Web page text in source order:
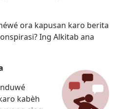
ora kapusan karo berita
Ing Alkitab ana
kabèh